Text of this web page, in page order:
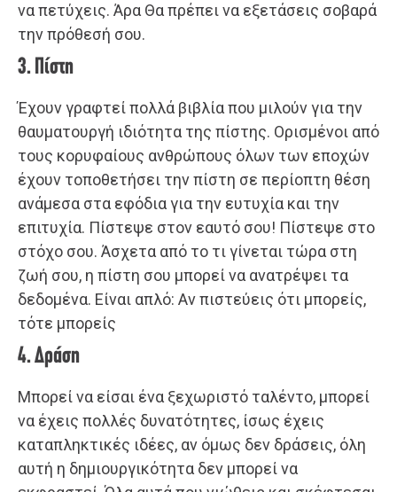
να πετύχεις. Άρα Θα πρέπει να εξετάσεις σοβαρά
την πρόθεσή σου.
3. Πίστη
Έχουν γραφτεί πολλά βιβλία που μιλούν για την
θαυματουργή ιδιότητα της πίστης. Ορισμένοι από
τους κορυφαίους ανθρώπους όλων των εποχών
έχουν τοποθετήσει την πίστη σε περίοπτη θέση
ανάμεσα στα εφόδια για την ευτυχία και την
επιτυχία. Πίστεψε στον εαυτό σου! Πίστεψε στο
στόχο σου. Άσχετα από το τι γίνεται τώρα στη
ζωή σου, η πίστη σου μπορεί να ανατρέψει τα
δεδομένα. Είναι απλό: Αν πιστεύεις ότι μπορείς,
τότε μπορείς
4. Δράση
Μπορεί να είσαι ένα ξεχωριστό ταλέντο, μπορεί
να έχεις πολλές δυνατότητες, ίσως έχεις
καταπληκτικές ιδέες, αν όμως δεν δράσεις, όλη
αυτή η δημιουργικότητα δεν μπορεί να